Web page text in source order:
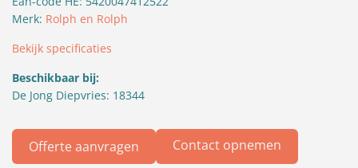
Merk: Rolph en Rolph
Bekijk specificaties
Beschikbaar bij:
De Jong Diepvries: 18344
Offerte aanvragen Contact opnemen